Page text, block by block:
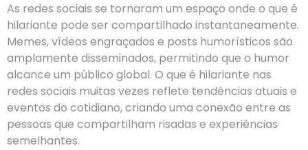
As redes sociais se tornaram um espaço onde o que é
hilariante pode ser compartilhado instantaneamente.
Memes, vídeos engraçados e posts humorísticos são
amplamente disseminados, permitindo que o humor
alcance um público global. O que é hilariante nas
redes sociais muitas vezes reflete tendências atuais e
eventos do cotidiano, criando uma conexão entre as
pessoas que compartilham risadas e experiências
semelhantes.